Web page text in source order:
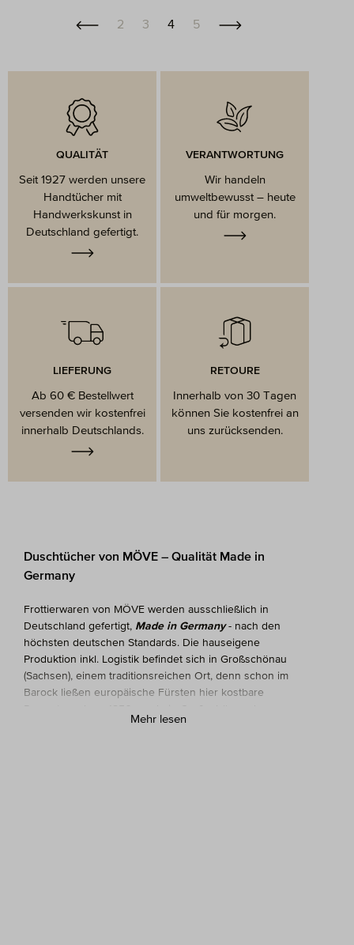
Seite
2 Seite
3 Seite
4 Seite
5
QUALITÄT
Seit 1927 werden unsere
Handtücher mit
Handwerkskunst in
Deutschland gefertigt.
VERANTWORTUNG
Wir handeln
umweltbewusst – heute
und für morgen.
LIEFERUNG
Ab 60 € Bestellwert
versenden wir kostenfrei
innerhalb Deutschlands.
RETOURE
Innerhalb von 30 Tagen
können Sie kostenfrei an
uns zurücksenden.
Duschtücher von MÖVE – Qualität Made in
Germany
Frottierwaren von MÖVE werden ausschließlich in
Deutschland gefertigt, Made in Germany- nach den
höchsten deutschen Standards. Die hauseigene
Produktion inkl. Logistik befindet sich in Großschönau
(Sachsen), einem traditionsreichen Ort, denn schon im
Barock ließen europäische Fürsten hier kostbare
erste Frottierwebstuhl Deutschlands in Betrieb
Mehr lesen